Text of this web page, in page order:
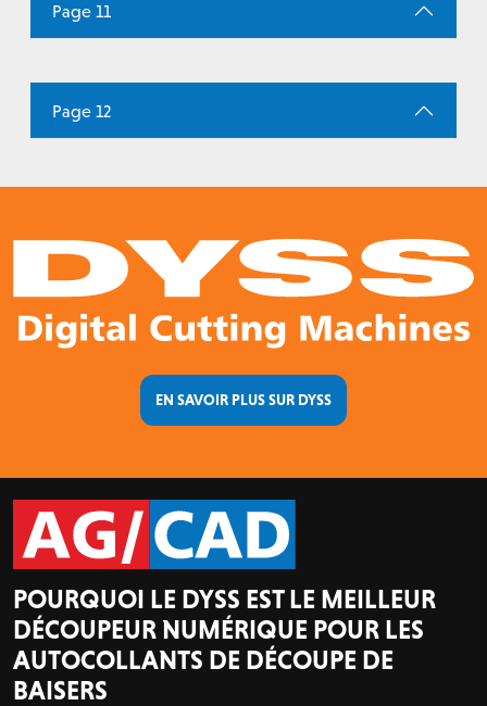
Page 11
Page 12
EN SAVOIR PLUS SUR DYSS
POURQUOI LE DYSS EST LE MEILLEUR
DÉCOUPEUR NUMÉRIQUE POUR LES
AUTOCOLLANTS DE DÉCOUPE DE
BAISERS